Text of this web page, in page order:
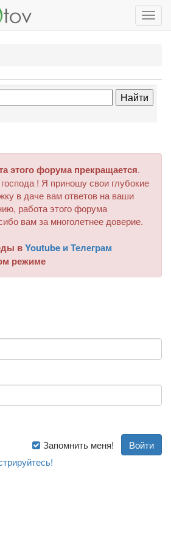
этого форума прекращается.
! Я приношу свои глубокие
в даче вам ответов на ваши
работа этого форума
вам за многолетнее доверие.
вYoutube и Телеграм
режиме
Запомнить меня!